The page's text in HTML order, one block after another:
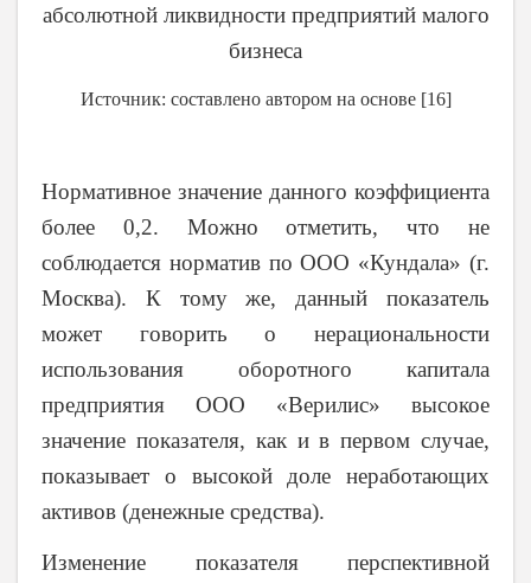
абсолютной ликвидности предприятий малого
бизнеса
Источник: составлено автором на основе [16]
Нормативное значение данного коэффициента
более 0,2. Можно отметить, что не
соблюдается норматив по ООО «Кундала» (г.
Москва). К тому же, данный показатель
может говорить о нерациональности
использования оборотного капитала
предприятия ООО «Верилис» высокое
значение показателя, как и в первом случае,
показывает о высокой доле неработающих
активов (денежные средства).
Изменение показателя перспективной